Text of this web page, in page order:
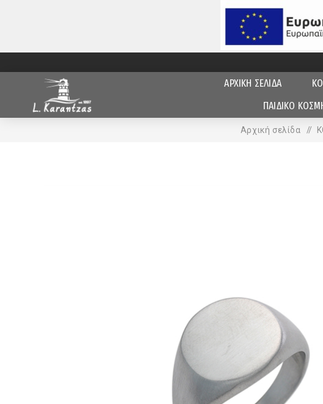
ΑΡΧΙΚΗ ΣΕΛΙΔΑ
ΠΑΙΔΙΚΟ
Αρχική σελίδα /